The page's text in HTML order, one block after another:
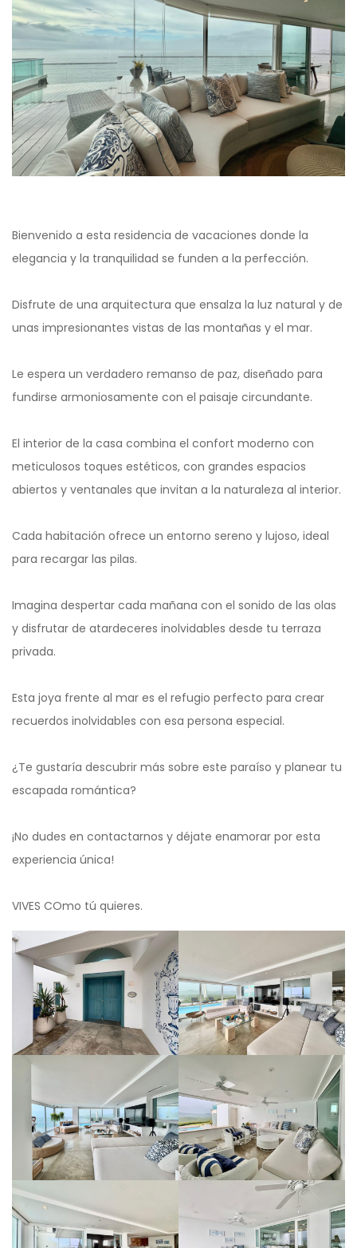
Bienvenido a esta residencia de vacaciones donde la
elegancia y la tranquilidad se funden a la perfección.
Disfrute de una arquitectura que ensalza la luz natural y de
unas impresionantes vistas de las montañas y el mar.
Le espera un verdadero remanso de paz, diseñado para
fundirse armoniosamente con el paisaje circundante.
El interior de la casa combina el confort moderno con
meticulosos toques estéticos, con grandes espacios
abiertos y ventanales que invitan a la naturaleza al interior.
Cada habitación ofrece un entorno sereno y lujoso, ideal
para recargar las pilas.
Imagina despertar cada mañana con el sonido de las olas
y disfrutar de atardeceres inolvidables desde tu terraza
privada.
Esta joya frente al mar es el refugio perfecto para crear
recuerdos inolvidables con esa persona especial.
¿Te gustaría descubrir más sobre este paraíso y planear tu
escapada romántica?
¡No dudes en contactarnos y déjate enamorar por esta
experiencia única!
VIVES COmo tú quieres.